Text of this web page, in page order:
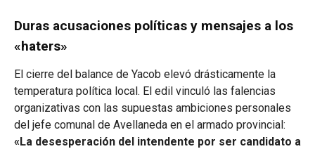
Duras acusaciones políticas y mensajes a los
«haters»
El cierre del balance de Yacob elevó drásticamente la
temperatura política local. El edil vinculó las falencias
organizativas con las supuestas ambiciones personales
del jefe comunal de Avellaneda en el armado provincial:
«La desesperación del intendente por ser candidato a